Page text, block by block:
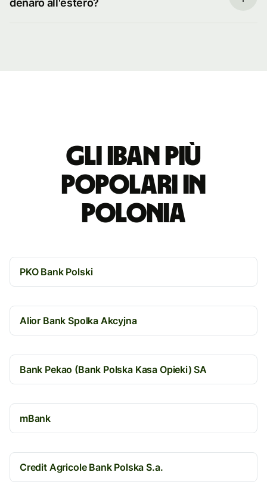
denaro all'estero?
Gli IBAN più
popolari in
Polonia
PKO Bank Polski
Alior Bank Spolka Akcyjna
Bank Pekao (Bank Polska Kasa Opieki) SA
mBank
Credit Agricole Bank Polska S.a.